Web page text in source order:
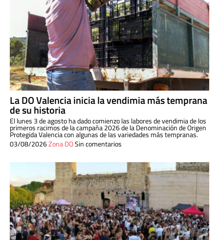
La DO Valencia inicia la vendimia más temprana
de su historia
El lunes 3 de agosto ha dado comienzo las labores de vendimia de los
primeros racimos de la campaña 2026 de la Denominación de Origen
Protegida Valencia con algunas de las variedades más tempranas.
03/08/2026Zona DOSin comentarios